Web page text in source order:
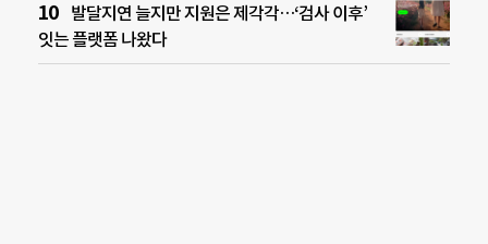
발달지연 늘지만 지원은 제각각…‘검사 이후’
잇는 플랫폼 나왔다